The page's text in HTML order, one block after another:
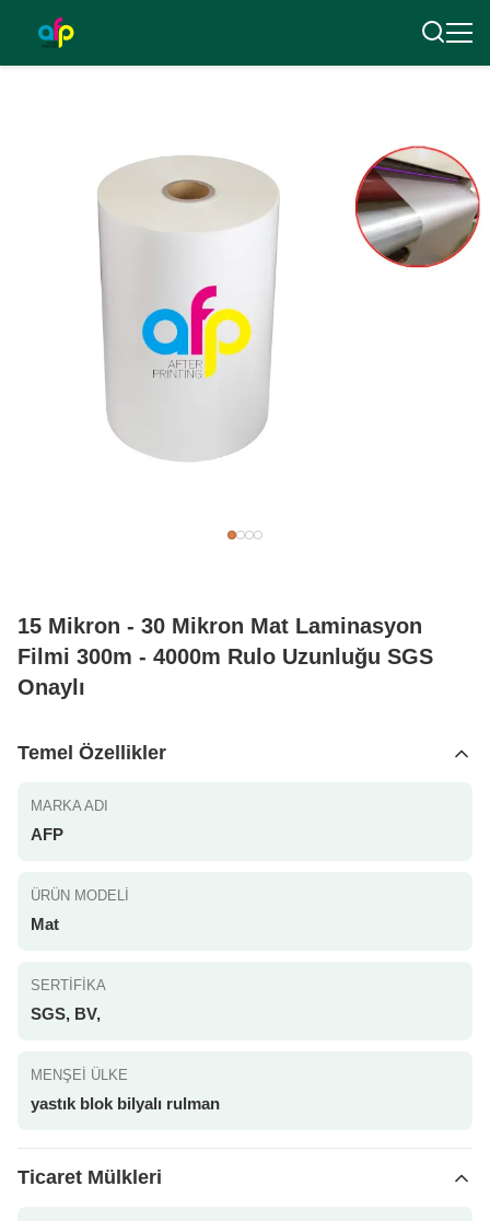
15 Mikron - 30 Mikron Mat Laminasyon
Filmi 300m - 4000m Rulo Uzunluğu SGS
Onaylı
Temel Özellikler
MARKA ADI
AFP
ÜRÜN MODELI
Mat
SERTIFIKA
SGS, BV,
MENŞEI ÜLKE
yastık blok bilyalı rulman
Ticaret Mülkleri